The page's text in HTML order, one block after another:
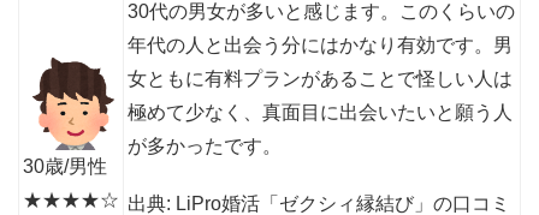
30歳/男性
★★★★☆
30代の男女が多いと感じます。このくらいの
年代の人と出会う分にはかなり有効です。男
女ともに有料プランがあることで怪しい人は
極めて少なく、真面目に出会いたいと願う人
が多かったです。
出典: LiPro婚活「ゼクシィ縁結び」の口コミ